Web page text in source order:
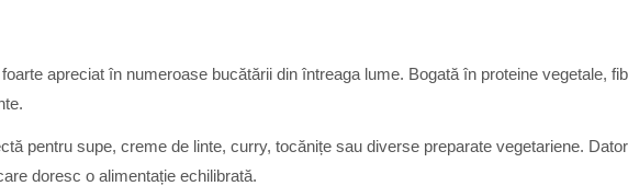
apreciat în numeroase bucătării din întreaga lume. Bogată în proteine vegetale,
pentru supe, creme de linte, curry, tocănițe sau diverse preparate vegetariene.
doresc o alimentație echilibrată.